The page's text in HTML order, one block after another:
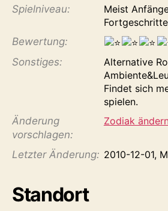
Spiel­niveau:
Meist
Bewertung:
Sonstiges:
Alternative
Findet sich
spielen.
Änderung
vorschlagen:
Zodiak
Letzter Änderung: 2010-12-01,
Standort